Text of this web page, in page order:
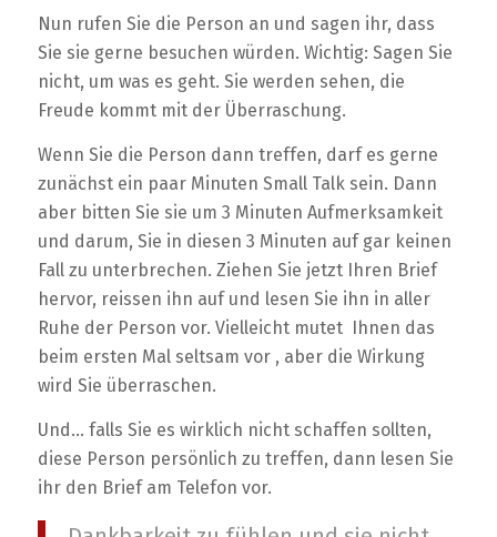
Nun rufen Sie die Person an und sagen ihr, dass
Sie sie gerne besuchen würden. Wichtig: Sagen Sie
nicht, um was es geht. Sie werden sehen, die
Freude kommt mit der Überraschung.
Wenn Sie die Person dann treffen, darf es gerne
zunächst ein paar Minuten Small Talk sein. Dann
aber bitten Sie sie um 3 Minuten Aufmerksamkeit
und darum, Sie in diesen 3 Minuten auf gar keinen
Fall zu unterbrechen. Ziehen Sie jetzt Ihren Brief
hervor, reissen ihn auf und lesen Sie ihn in aller
Ruhe der Person vor. Vielleicht mutet Ihnen das
beim ersten Mal seltsam vor , aber die Wirkung
wird Sie überraschen.
Und… falls Sie es wirklich nicht schaffen sollten,
diese Person persönlich zu treffen, dann lesen Sie
ihr den Brief am Telefon vor.